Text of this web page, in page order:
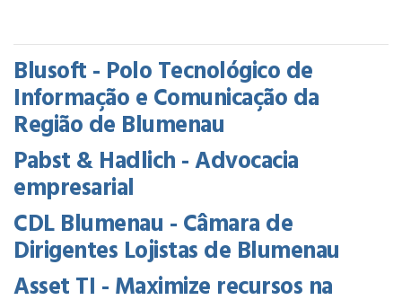
Blusoft - Polo Tecnológico de
Informação e Comunicação da
Região de Blumenau
Pabst & Hadlich - Advocacia
empresarial
CDL Blumenau - Câmara de
Dirigentes Lojistas de Blumenau
Asset TI - Maximize recursos na